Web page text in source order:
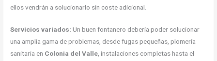
ellos vendrán a solucionarlo sin coste adicional.
Servicios variados: Un buen fontanero debería poder solucionar
una amplia gama de problemas, desde fugas pequeñas, plomería
sanitaria en Colonia del Valle, instalaciones completas hasta el